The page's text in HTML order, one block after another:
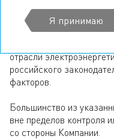
возможность
ситуации в России,
отрасли
российского
факторов.
Большинство из
вне пределов контроля
со стороны Компании.
Я принимаю